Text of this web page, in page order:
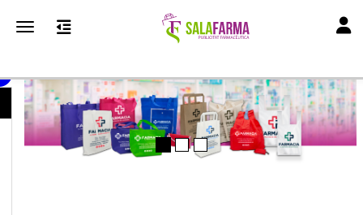
Toggle navigation